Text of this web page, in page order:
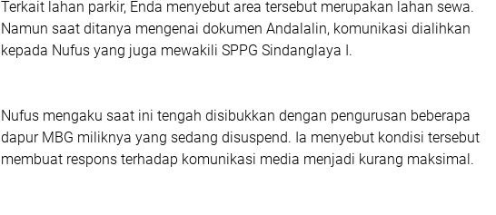
Terkait lahan parkir, Enda menyebut area tersebut merupakan lahan sewa.
Namun saat ditanya mengenai dokumen Andalalin, komunikasi dialihkan
kepada Nufus yang juga mewakili SPPG Sindanglaya I.
Nufus mengaku saat ini tengah disibukkan dengan pengurusan beberapa
dapur MBG miliknya yang sedang disuspend. Ia menyebut kondisi tersebut
membuat respons terhadap komunikasi media menjadi kurang maksimal.